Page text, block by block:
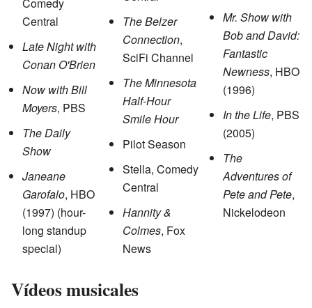
Central
Late Night with
Conan O'Brien
Now with Bill
Moyers, PBS
The Daily
Show
Janeane
Garofalo, HBO
(1997) (hour-
long standup
special)
The Belzer
Connection,
SciFi Channel
The Minnesota
Half-Hour
Smile Hour
Pilot Season
Stella, Comedy
Central
Hannity &
Colmes, Fox
News
Mr. Show with
Bob and David:
Fantastic
Newness, HBO
(1996)
In the Life, PBS
(2005)
The
Adventures of
Pete and Pete,
Nickelodeon
Vídeos musicales